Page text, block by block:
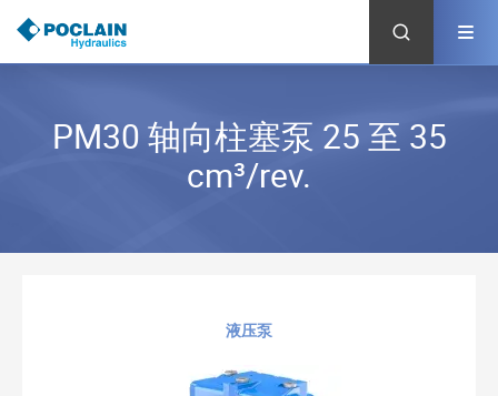
转
主
PM30 轴向柱塞泵 25 至 35
cm³/rev.
液压泵